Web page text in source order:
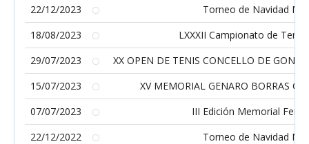
22/12/2023
Torneo de Navidad
18/08/2023
LXXXII Campionato de Tenis
29/07/2023
XX OPEN DE TENIS CONCELLO DE
15/07/2023
XV MEMORIAL GENARO BORRAS
07/07/2023
III Edición Memorial
22/12/2022
Torneo de Navidad